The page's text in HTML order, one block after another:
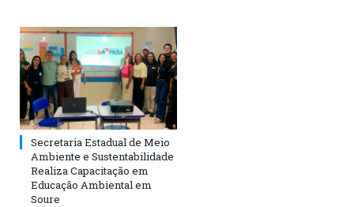
Secretaria Estadual de Meio
Ambiente e Sustentabilidade
Realiza Capacitação em
Educação Ambiental em
Soure